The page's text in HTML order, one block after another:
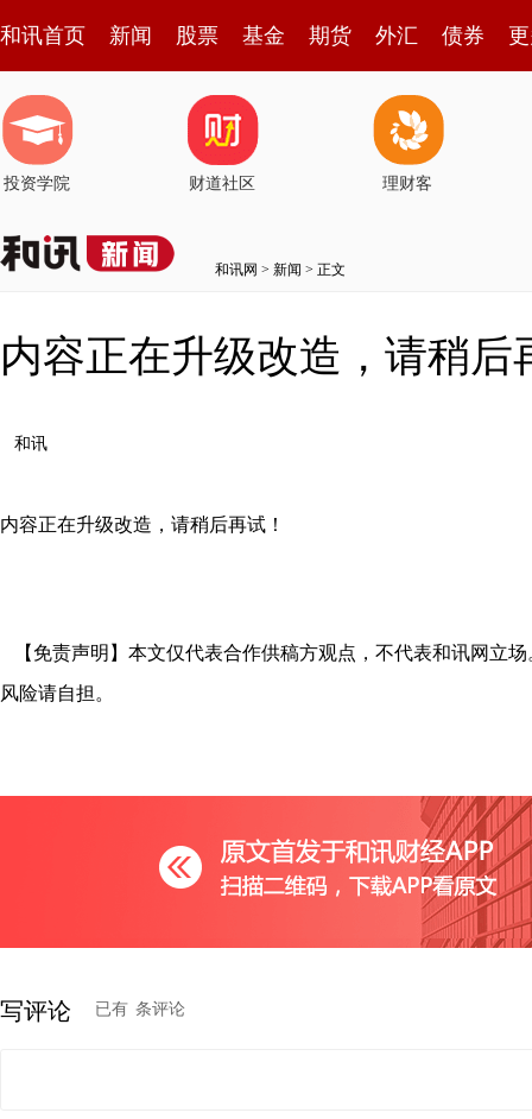
和讯首页 新闻 股票 基金 期货 外汇 债券
投资学院 财道社区 理财客
和讯网 > 新闻 > 正文
内容正在升级改造，请稍后
和讯
内容正在升级改造，请稍后再试！
【免责声明】本文仅代表合作供稿方观点，不代表和讯网立
风险请自担。
写评论 已有 条评论